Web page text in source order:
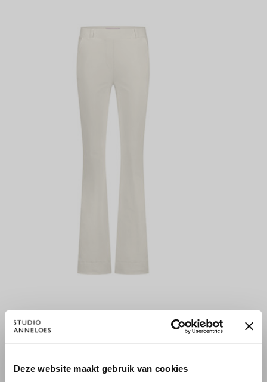
Deze website maakt gebruik van cookies
FLAIR BONDED TROUSERS - KIT
149,95 €
WILLKOMMEN BEI STUDIO